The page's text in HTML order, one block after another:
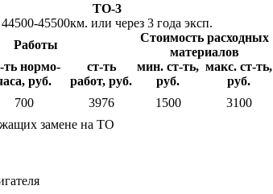
ТО-3
44500-45500км. или через 3 года эксп.
Работы
Стоимость расходных
материалов
ть нормо-
руб.
ст-ть
работ, руб.
мин. ст-ть,
руб.
макс. ст-ть,
руб.
700 3976 1500
3100
замене на ТО